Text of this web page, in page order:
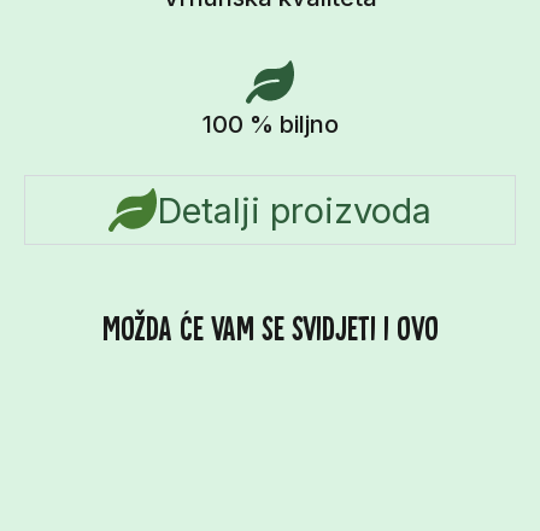
100 % biljno
Detalji proizvoda